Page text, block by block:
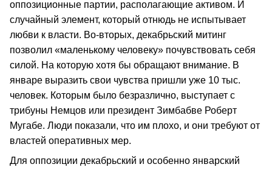
оппозиционные партии, располагающие активом. И
случайный элемент, который отнюдь не испытывает
любви к власти. Во-вторых, декабрьский митинг
позволил «маленькому человеку» почувствовать себя
силой. На которую хотя бы обращают внимание. В
январе выразить свои чувства пришли уже 10 тыс.
человек. Которым было безразлично, выступает с
трибуны Немцов или президент Зимбабве Роберт
Мугабе. Люди показали, что им плохо, и они требуют от
властей оперативных мер.
Для оппозиции декабрьский и особенно январский